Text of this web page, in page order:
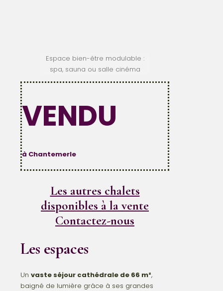
Espace bien-être modulable :
spa, sauna ou salle cinéma
VENDU
à Chantemerle
Les autres chalets
disponibles à la vente
Contactez-nous
Les espaces
Un vaste séjour cathédrale de 66 m²,
baigné de lumière grâce à ses grandes